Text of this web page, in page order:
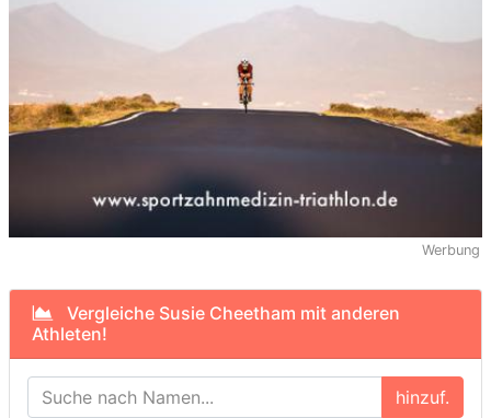
Werbung
Vergleiche Susie Cheetham mit anderen
Athleten!
hinzuf.